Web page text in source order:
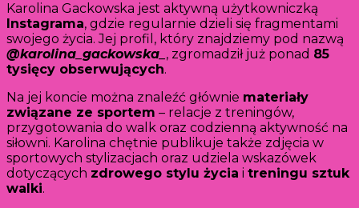
Karolina Gackowska jest aktywną użytkowniczką
Instagrama, gdzie regularnie dzieli się fragmentami
swojego życia. Jej profil, który znajdziemy pod nazwą
@karolina_gackowska_ , zgromadził już ponad 85
tysięcy obserwujących.
Na jej koncie można znaleźć głównie materiały
związane ze sportem – relacje z treningów,
przygotowania do walk oraz codzienną aktywność na
siłowni. Karolina chętnie publikuje także zdjęcia w
sportowych stylizacjach oraz udziela wskazówek
dotyczących zdrowego stylu życia i treningu sztuk
walki.